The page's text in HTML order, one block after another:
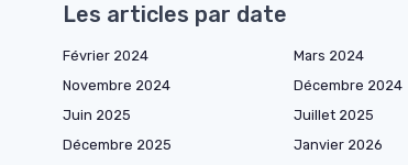
Les articles par date
Février 2024 Mars 2024
Novembre 2024
Décembre 2024
Juin 2025
Juillet 2025
Décembre 2025
Janvier 2026